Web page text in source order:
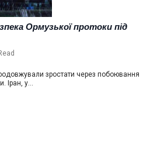
Ормузької протоки під
зростати через побоювання
Іран, у…